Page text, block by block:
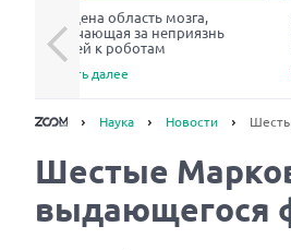
Найдена область мозга,
отвечающая за неприязнь
людей к роботам
Читать далее
Наука Новости
Шестые
выдающегося